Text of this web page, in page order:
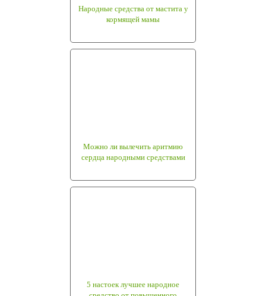
Народные средства от мастита у
кормящей мамы
Можно ли вылечить аритмию
сердца народными средствами
5 настоек лучшее народное